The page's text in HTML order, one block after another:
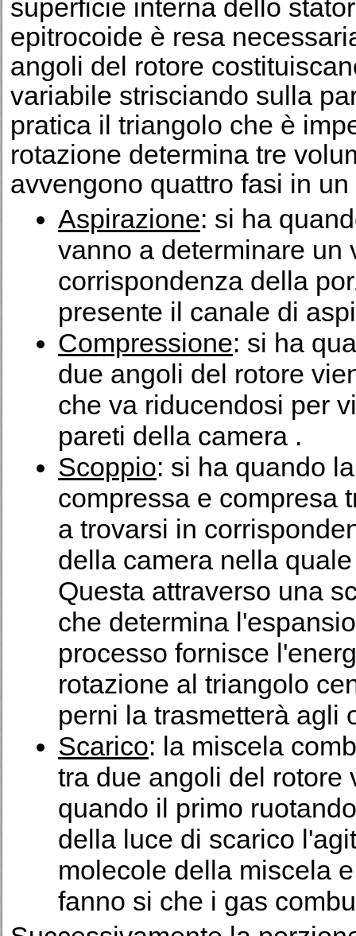
superficie interna dello
epitrocoide è resa
angoli del rotore
variabile strisciando sulla
pratica il triangolo che è
rotazione determina tre
avvengono quattro fasi in
Aspirazione: si ha
vanno a determinare un
corrispondenza della
presente il canale di
Compressione: si ha
due angoli del rotore
che va riducendosi per
pareti della camera .
Scoppio: si ha quando
compressa e compresa
a trovarsi in
della camera nella
Questa attraverso una
che determina
processo fornisce
rotazione al triangolo
perni la trasmetterà agli
Scarico: la miscela
tra due angoli del rotore
quando il primo
della luce di scarico
molecole della miscela
fanno si che i gas